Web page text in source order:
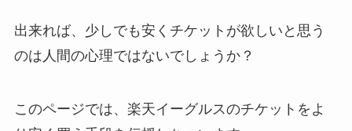
出来れば、少しでも安くチケットが欲しいと思う
のは人間の心理ではないでしょうか？
このページでは、楽天イーグルスのチケットをよ